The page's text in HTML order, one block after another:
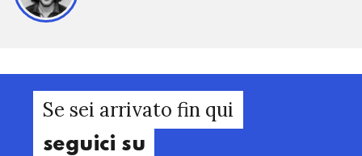
Se sei arrivato fin qui
seguici su